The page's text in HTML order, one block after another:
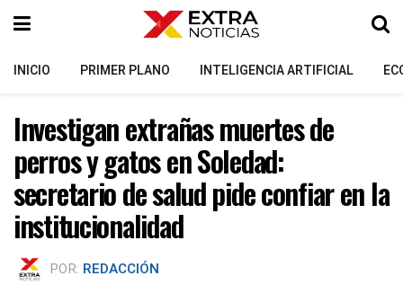
INICIO PRIMER PLANO INTELIGENCIA ARTIFICIAL
Investigan extrañas muertes de
perros y gatos en Soledad:
secretario de salud pide confiar en la
institucionalidad
POR: REDACCIÓN